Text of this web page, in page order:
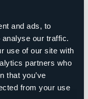
and ads, to
our traffic.
use of our site with
partners who
that you’ve
from your use
Porsche del
per un sorriso
Club Piemonte e
apriranno la sfilata
alle numerose
si aggiungeranno
di
del Municipio in
presenza del Vice